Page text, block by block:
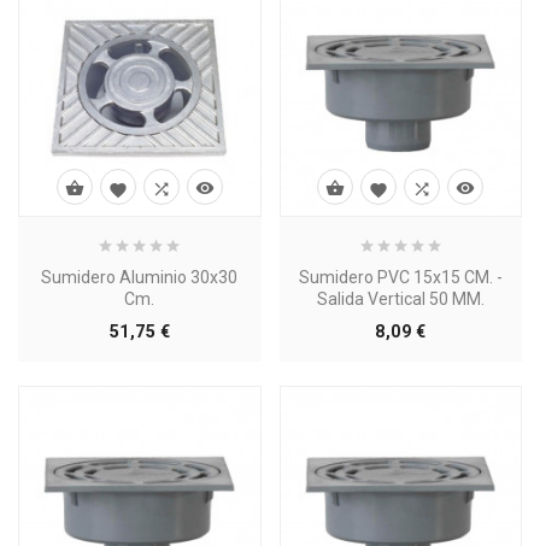
Sumidero Aluminio 30x30
Cm.
51,75 €Precio
   
Sumidero PVC 15x15 CM. -
Salida Vertical 50 MM.
8,09 €Precio
   